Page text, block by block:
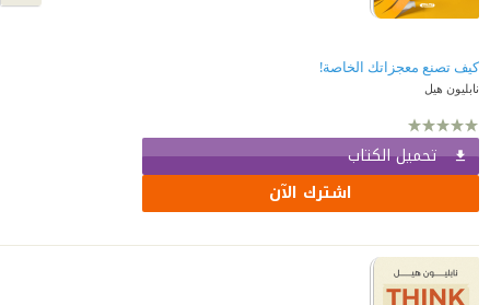
كيف تصنع معجزاتك الخاصة!
نابليون هيل
تحميل الكتاب
اشترك الآن